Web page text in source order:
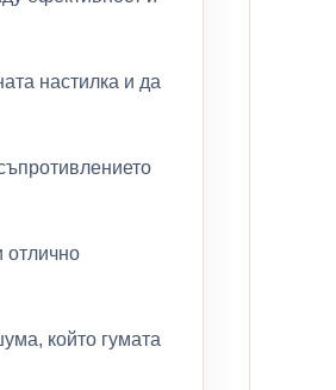
настилка и да
отлично
който гумата